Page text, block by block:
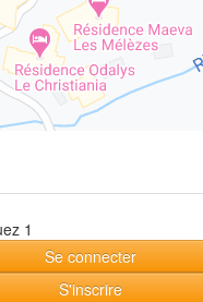
Se connecter
S'inscrire